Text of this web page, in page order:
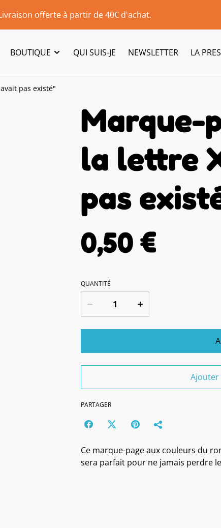
offerte à partir de 40€ d'achat.
BOUTIQUE QUI SUIS-JE NEWSLETTER LA
pas existé"
Marque-
la lettre
pas
0,50 €
QUANTITÉ
Ajouter
PARTAGER
Ce marque-page aux couleurs du
sera parfait pour ne jamais perdre